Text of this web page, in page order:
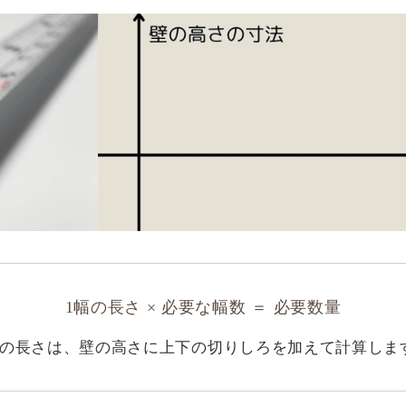
1幅の長さ × 必要な幅数 ＝ 必要数量
長さは、壁の高さに上下の切りしろを加えて計算しま